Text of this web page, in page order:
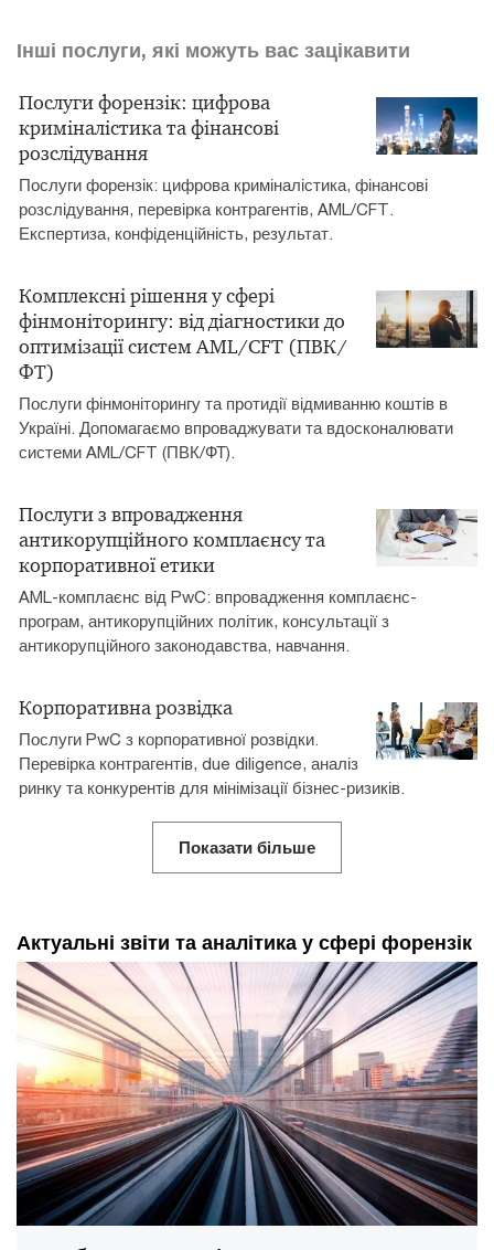
Інші послуги, які можуть вас зацікавити
Послуги форензік: цифрова
криміналістика та фінансові
розслідування
Послуги форензік: цифрова криміналістика, фінансові
розслідування, перевірка контрагентів, AML/CFT.
Експертиза, конфіденційність, результат.
Комплексні рішення у сфері
фінмоніторингу: від діагностики до
оптимізації систем AML/CFT (ПВК/
ФТ)
Послуги фінмоніторингу та протидії відмиванню коштів в
Україні. Допомагаємо впроваджувати та вдосконалювати
системи AML/CFT (ПВК/ФТ).
Послуги з впровадження
антикорупційного комплаєнсу та
корпоративної етики
AML-комплаєнс від PwC: впровадження комплаєнс-
програм, антикорупційних політик, консультації з
антикорупційного законодавства, навчання.
Корпоративна розвідка
Послуги PwC з корпоративної розвідки.
Перевірка контрагентів, due diligence, аналіз
ринку та конкурентів для мінімізації бізнес-ризиків.
Показати більше
Актуальні звіти та аналітика у сфері форензік